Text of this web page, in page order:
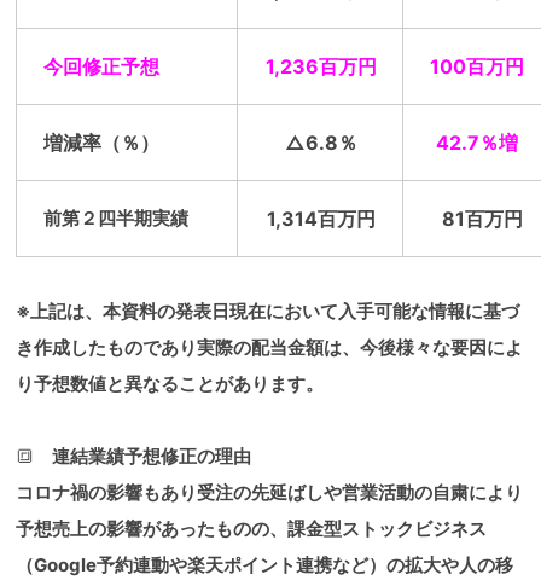
今回修正予想 1,236百万円 100百万円
増減率（％） △6.8％ 42.7％増
前第２四半期実績 1,314百万円 81百万円
※上記は、本資料の発表日現在において入手可能な情報に基づ
き作成したものであり実際の配当金額は、今後様々な要因によ
り予想数値と異なることがあります。
🔳連結業績予想修正の理由
コロナ禍の影響もあり受注の先延ばしや営業活動の自粛により
予想売上の影響があったものの、課金型ストックビジネス
（Google予約連動や楽天ポイント連携など）の拡大や人の移